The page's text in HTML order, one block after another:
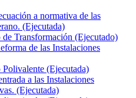
a normativa de las
(Ejecutada)
Transformación (Ejecutado)
de las Instalaciones
(Ejecutada)
a las Instalaciones
(Ejecutada)